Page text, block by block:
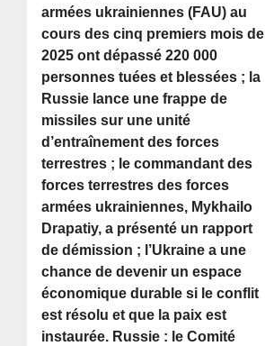
armées ukrainiennes (FAU) au
cours des cinq premiers mois de
2025 ont dépassé 220 000
personnes tuées et blessées ; la
Russie lance une frappe de
missiles sur une unité
d’entraînement des forces
terrestres ; le commandant des
forces terrestres des forces
armées ukrainiennes, Mykhailo
Drapatiy, a présenté un rapport
de démission ; l’Ukraine a une
chance de devenir un espace
économique durable si le conflit
est résolu et que la paix est
instaurée. Russie : le Comité